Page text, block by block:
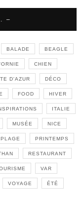
–
BALADE BEAGLE
CHIEN
D'AZUR DÉCO
FOOD HIVER
ITALIE
MUSÉE NICE
PLAGE PRINTEMPS
RESTAURANT
VAR
VOYAGE ÉTÉ